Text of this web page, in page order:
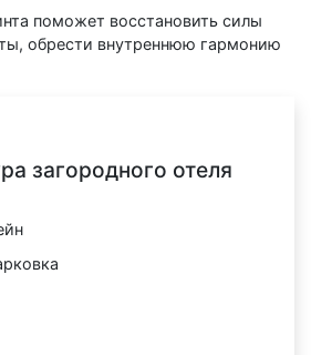
поможет восстановить силы
обрести внутреннюю гармонию
загородного отеля